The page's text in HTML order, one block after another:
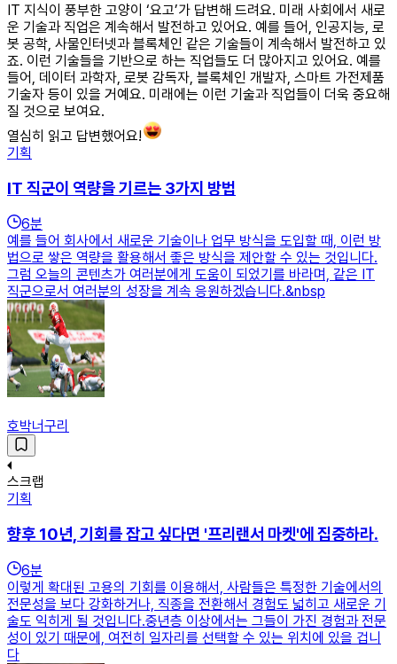
IT 지식이 풍부한 고양이 ‘요고’가 답변해 드려요. 미래 사회에서 새로
운 기술과 직업은 계속해서 발전하고 있어요. 예를 들어, 인공지능, 로
봇 공학, 사물인터넷과 블록체인 같은 기술들이 계속해서 발전하고 있
죠. 이런 기술들을 기반으로 하는 직업들도 더 많아지고 있어요. 예를
들어, 데이터 과학자, 로봇 감독자, 블록체인 개발자, 스마트 가전제품
기술자 등이 있을 거예요. 미래에는 이런 기술과 직업들이 더욱 중요해
질 것으로 보여요.
열심히 읽고 답변했어요!
기획
IT 직군이 역량을 기르는 3가지 방법
6분
예를 들어 회사에서 새로운 기술이나 업무 방식을 도입할 때, 이런 방
법으로 쌓은 역량을 활용해서 좋은 방식을 제안할 수 있는 것입니다.
그럼 오늘의 콘텐츠가 여러분에게 도움이 되었기를 바라며, 같은 IT
직군으로서 여러분의 성장을 계속 응원하겠습니다.&nbsp
호박너구리
스크랩
기획
향후 10년, 기회를 잡고 싶다면 '프리랜서 마켓'에 집중하라.
6분
이렇게 확대된 고용의 기회를 이용해서, 사람들은 특정한 기술에서의
전문성을 보다 강화하거나, 직종을 전환해서 경험도 넓히고 새로운 기
술도 익히게 될 것입니다.중년층 이상에서는 그들이 가진 경험과 전문
성이 있기 때문에, 여전히 일자리를 선택할 수 있는 위치에 있을 겁니
다